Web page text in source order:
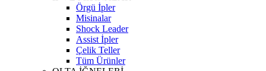
Örgü İpler
Misinalar
Shock Leader
Assist İpler
Çelik Teller
Tüm Ürünler